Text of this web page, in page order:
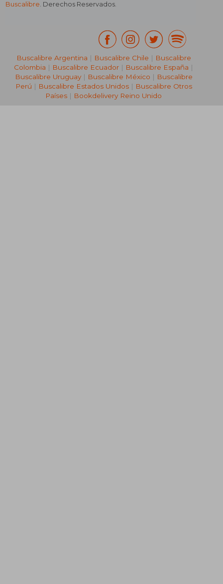
₡ 25.841
Buscalibre. Derechos Reservados.
Buscalibre Argentina | Buscalibre Chile | Buscalibre
Colombia | Buscalibre Ecuador | Buscalibre España |
Buscalibre Uruguay| Buscalibre México | Buscalibre
Perú | Buscalibre Estados Unidos| Buscalibre Otros
Países | Bookdelivery Reino Unido